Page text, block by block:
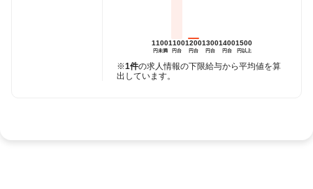
1100
円未満
1100
円台
1200
円台
1300
円台
1400
円台
1500
円以上
※1件の求人情報の下限給与から平均値を算
出しています。